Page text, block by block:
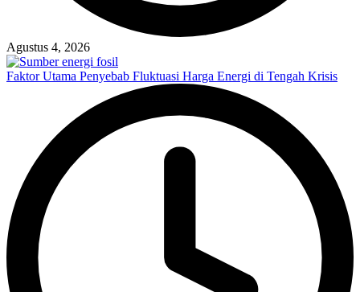
Agustus 4, 2026
Faktor Utama Penyebab Fluktuasi Harga Energi di Tengah Krisis